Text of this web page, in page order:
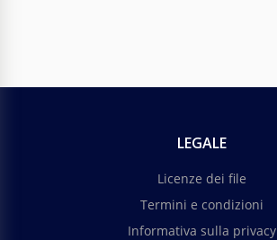
LEGALE
Licenze dei file
Termini e condizioni
Informativa sulla privacy